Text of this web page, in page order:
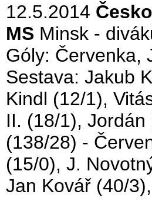
12.5.2014
MS Minsk -
Góly: Červenka,
Sestava: Jakub
Kindl (12/1),
II. (18/1),
(138/28) -
(15/0), J.
Jan Kovář (40/